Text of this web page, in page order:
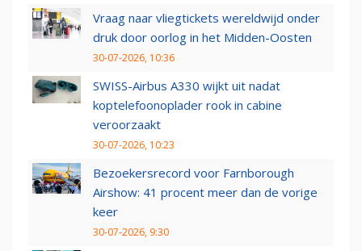
Vraag naar vliegtickets wereldwijd onder
druk door oorlog in het Midden-Oosten
30-07-2026, 10:36
SWISS-Airbus A330 wijkt uit nadat
koptelefoonoplader rook in cabine
veroorzaakt
30-07-2026, 10:23
Bezoekersrecord voor Farnborough
Airshow: 41 procent meer dan de vorige
keer
30-07-2026, 9:30